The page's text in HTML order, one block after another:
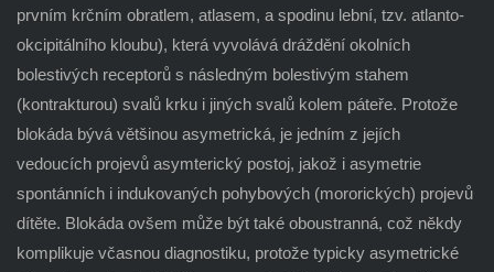
prvním krčním obratlem, atlasem, a spodinu lební, tzv. atlanto-
okcipitálního kloubu), která vyvolává dráždění okolních
bolestivých receptorů s následným bolestivým stahem
(kontrakturou) svalů krku i jiných svalů kolem páteře. Protože
blokáda bývá většinou asymetrická, je jedním z jejích
vedoucích projevů asymterický postoj, jakož i asymetrie
spontánních i indukovaných pohybových (mororických) projevů
dítěte. Blokáda ovšem může být také oboustranná, což někdy
komplikuje včasnou diagnostiku, protože typicky asymetrické